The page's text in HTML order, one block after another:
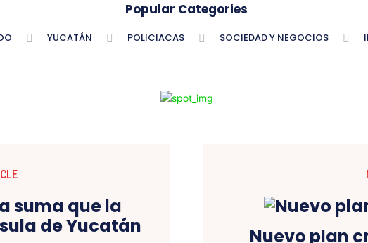
Popular Categories
YUCATÁN POLICIACAS SOCIEDAD Y NEGOCIOS
Nuevo plan